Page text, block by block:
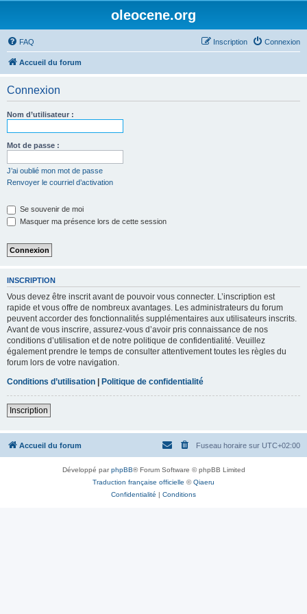
oleocene.org
FAQ Connexion
Inscription
Accueil du forum
Connexion
Nom d’utilisateur :
Mot de passe :
J’ai oublié mon mot de passe
Renvoyer le courriel d’activation
Se souvenir de moi
Masquer ma présence lors de cette session
INSCRIPTION
Vous devez être inscrit avant de pouvoir vous connecter. L’inscription est
rapide et vous offre de nombreux avantages. Les administrateurs du forum
peuvent accorder des fonctionnalités supplémentaires aux utilisateurs inscrits.
Avant de vous inscrire, assurez-vous d’avoir pris connaissance de nos
conditions d’utilisation et de notre politique de confidentialité. Veuillez
également prendre le temps de consulter attentivement toutes les règles du
forum lors de votre navigation.
Conditions d’utilisation | Politique de confidentialité
Inscription
Accueil du forum Fuseau horaire sur UTC+02:00
Développé parphpBB® Forum Software © phpBB Limited
Traduction française officielle ©Qiaeru
Confidentialité | Conditions